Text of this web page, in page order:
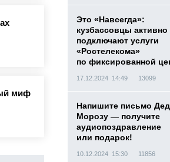
миф
Это «Навсегда»:
кузбассовцы активно
подключают услуги
«Ростелекома»
по фиксированной
17.12.2024 14:49 13099
Напишите письмо
Морозу — получите
аудиопоздравление
или подарок!
10.12.2024 15:30 11856